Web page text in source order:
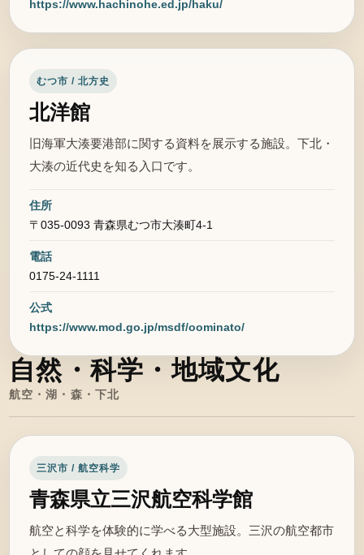
https://www.hachinohe.ed.jp/haku/
むつ市 / 北方史
北洋館
旧海軍大湊要港部に関する資料を展示する施設。下北・
大湊の近代史を知る入口です。
住所
〒035-0093 青森県むつ市大湊町4-1
電話
0175-24-1111
公式
https://www.mod.go.jp/msdf/oominato/
自然・科学・地域文化
航空・湖・森・下北
三沢市 / 航空科学
青森県立三沢航空科学館
航空と科学を体験的に学べる大型施設。三沢の航空都市